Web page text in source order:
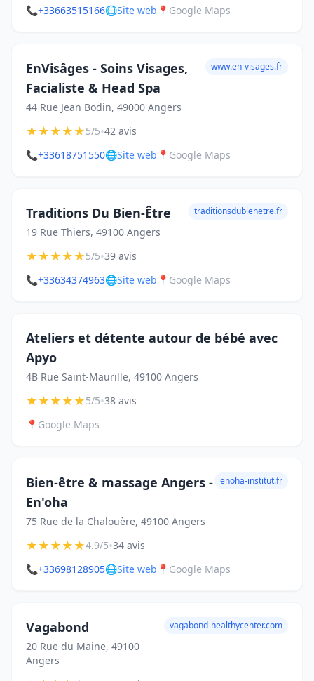
📞+33663515166🌐Site web 📍 Google Maps
EnVisâges - Soins Visages,
Facialiste & Head Spa
44 Rue Jean Bodin, 49000 Angers
www.en-visages.fr
★★★★★5/5•42 avis
📞+33618751550🌐Site web 📍 Google Maps
Traditions Du Bien-Être
19 Rue Thiers, 49100 Angers
traditionsdubienetre.fr
★★★★★5/5•39 avis
📞+33634374963🌐Site web 📍 Google Maps
Ateliers et détente autour de bébé avec
Apyo
4B Rue Saint-Maurille, 49100 Angers
★★★★★5/5•38 avis
📍 Google Maps
Bien-être & massage Angers -
En'oha
75 Rue de la Chalouère, 49100 Angers
enoha-institut.fr
★★★★★4.9/5•34 avis
📞+33698128905🌐Site web 📍 Google Maps
Vagabond
20 Rue du Maine, 49100
Angers
vagabond-healthycenter.com